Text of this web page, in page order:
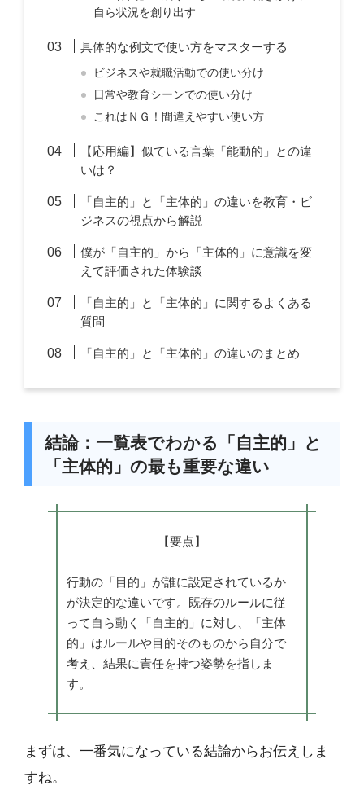
自ら状況を創り出す
具体的な例文で使い方をマスターする
ビジネスや就職活動での使い分け
日常や教育シーンでの使い分け
これはＮＧ！間違えやすい使い方
【応用編】似ている言葉「能動的」との違
いは？
「自主的」と「主体的」の違いを教育・ビ
ジネスの視点から解説
僕が「自主的」から「主体的」に意識を変
えて評価された体験談
「自主的」と「主体的」に関するよくある
質問
「自主的」と「主体的」の違いのまとめ
結論：一覧表でわかる「自主的」と
「主体的」の最も重要な違い
【要点】
行動の「目的」が誰に設定されているか
が決定的な違いです。既存のルールに従
って自ら動く「自主的」に対し、「主体
的」はルールや目的そのものから自分で
考え、結果に責任を持つ姿勢を指しま
す。
まずは、一番気になっている結論からお伝えしま
すね。